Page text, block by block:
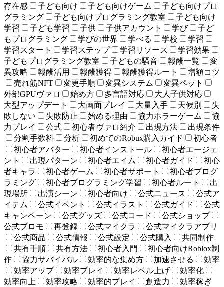
存在感
子ども向け 子ども向けゲーム
子ども向けプロ
グラミング
子ども向けプログラミング教室
子ども向け
学習
子ども学習 子供 子供アカウント 学び
子ど
もプログラミング
学びの世界 学べる 学校
学習
学習スタート
学習ステップ 学習リソース
学習効果
子どもプログラミング教室
子どもの騒音 報酬一覧
変
異攻略
報酬活用 報酬獲得 報酬獲得ルート
増額コツ
売れ筋NFT
変更手順 変異システム
変異ペット
外部GPUヴァロ
始め方 多言語対応
大人子供対応
大型アップデート
大画面プレイ 大量入手 天候別
失
敗しない
失敗防止 始める理由 協力ホラーゲーム
協
力プレイ
公式 初心者ヴァロ紹介 出現方法
出現条件
分割手数料
分析 初めてのRobux購入ガイド
初心者
初心者アバター
初心者インストール
初心者エージェ
ント
出現パターン 初心者エイム 初心者ガイド
初心
者キャラ
初心者ゲーム 初心者サポート
初心者プログ
ラミング
初心者プログラミング学習 初心者ルート
出
現場所
出演シーン 初心者向け 公式ニュース
公式ア
イテム
公式イベント 公式イラスト 公式ガイド
公式
キャンペーン
公式グッズ 公式コード
公式ショップ
公式プロモ
再登録 公式マイクラ
公式マイクラアプリ
公式商品
公式情報 公式設定 公式購入
共同制作
共有手順
共有方法 初心者入門
初心者向けRoblox制
作
協力サバイバル 効率的な集め方 加速させる
効率
効率アップ
効率プレイ 効率レベル上げ
効率化
効率向上
効率攻略 効率的プレイ 創造力
効率稼ぎ